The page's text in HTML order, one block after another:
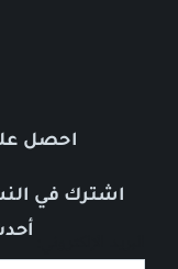
احصل
اشترك في